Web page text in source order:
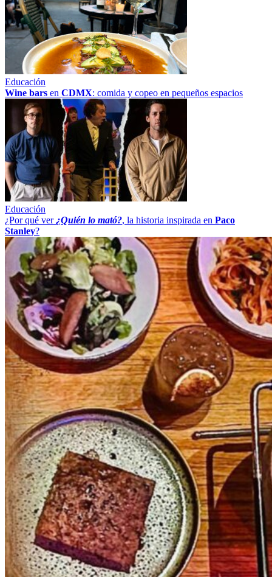
Educación
Wine bars en CDMX: comida y copeo en pequeños espacios
Educación
¿Por qué ver ¿Quién lo mató?, la historia inspirada en Paco
Stanley?